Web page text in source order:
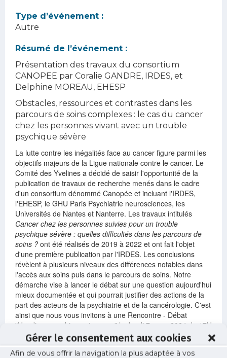
Gérer le consentement aux cookies
Afin de vous offrir la navigation la plus adaptée à vos
Type d’événement :
Autre
Résumé de l’événement :
Présentation des travaux du consortium
CANOPEE par Coralie GANDRE, IRDES, et
Delphine MOREAU, EHESP
Obstacles, ressources et contrastes dans les
parcours de soins complexes : le cas du cancer
chez les personnes vivant avec un trouble
psychique sévère
La lutte contre les inégalités face au cancer figure parmi les
objectifs majeurs de la Ligue nationale contre le cancer. Le
Comité des Yvelines a décidé de saisir l'opportunité de la
publication de travaux de recherche menés dans le cadre
d'un consortium dénommé Canopée et incluant l'IRDES,
l'EHESP, le GHU Paris Psychiatrie neurosciences, les
Universités de Nantes et Nanterre. Les travaux intitulés
Cancer chez les personnes suivies pour un trouble
psychique sévère : quelles difficultés dans les parcours de
soins ? ont été réalisés de 2019 à 2022 et ont fait l'objet
d'une première publication par l'IRDES. Les conclusions
révèlent à plusieurs niveaux des différences notables dans
l'accès aux soins puis dans le parcours de soins. Notre
démarche vise à lancer le débat sur une question aujourd'hui
mieux documentée et qui pourrait justifier des actions de la
part des acteurs de la psychiatrie et de la cancérologie. C'est
ainsi que nous vous invitons à une Rencontre - Débat
"Handicap psychique et cancer" le Jeudi 7 mars 2024 de 17H
à 19H au sein de l'Etablissement de santé mentale MGEN 78
à La Verrière.